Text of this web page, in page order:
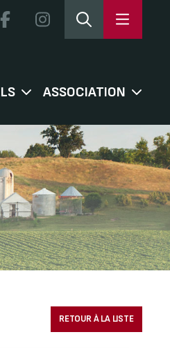
ASSOCIATION
RETOUR À LA LISTE